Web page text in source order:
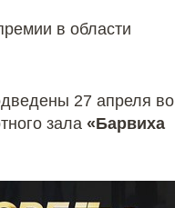
в области
27 апреля во
зала «Барвиха